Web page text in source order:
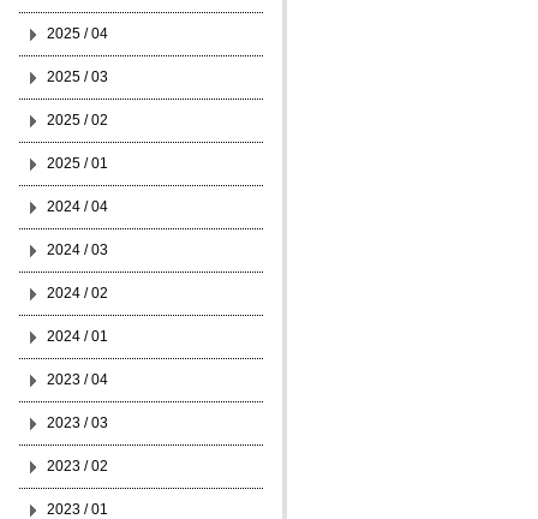
2025 / 04
2025 / 03
2025 / 02
2025 / 01
2024 / 04
2024 / 03
2024 / 02
2024 / 01
2023 / 04
2023 / 03
2023 / 02
2023 / 01